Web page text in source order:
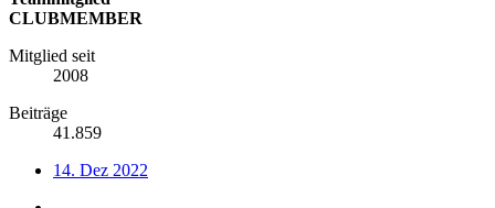
CLUBMEMBER
Mitglied seit
2008
Beiträge
41.859
14. Dez 2022